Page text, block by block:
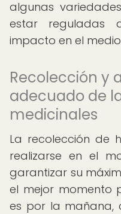
algunas
estar reguladas
impacto en el
Recolección y
adecuado de
medicinales
La recolección de
realizarse en el
garantizar su
el mejor momento
es por la mañana,